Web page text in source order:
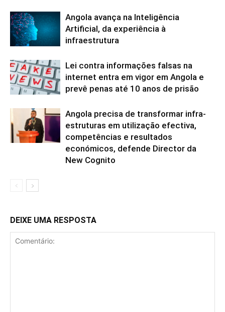
Angola avança na Inteligência
Artificial, da experiência à
infraestrutura
Lei contra informações falsas na
internet entra em vigor em Angola e
prevê penas até 10 anos de prisão
Angola precisa de transformar infra-
estruturas em utilização efectiva,
competências e resultados
económicos, defende Director da
New Cognito
DEIXE UMA RESPOSTA